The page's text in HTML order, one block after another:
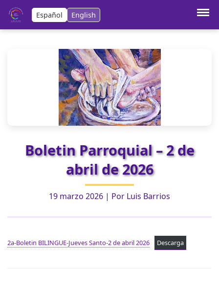
Español English
Boletin Parroquial – 2 de
abril de 2026
19 marzo 2026 | Por Luis Barrios
2a-Boletin BILINGUE-Jueves Santo-2 de abril 2026 Descarga
2026
Boletin Parroquial – 3 de abril de 2026